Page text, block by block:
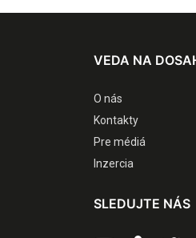
VEDA NA
O nás
Kontakty
Pre médiá
Inzercia
SLEDUJTE NÁS